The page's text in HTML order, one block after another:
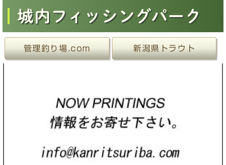
城内フィッシングパーク
管理釣り場.com 新潟県トラウト